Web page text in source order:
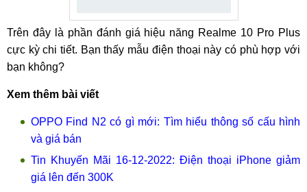
Trên đây là phần đánh giá hiệu năng Realme 10 Pro Plus
cực kỳ chi tiết. Bạn thấy mẫu điện thoại này có phù hợp với
bạn không?
Xem thêm bài viết
OPPO Find N2 có gì mới: Tìm hiểu thông số cấu hình
và giá bán
Tin Khuyến Mãi 16-12-2022: Điện thoại iPhone giảm
giá lên đến 300K